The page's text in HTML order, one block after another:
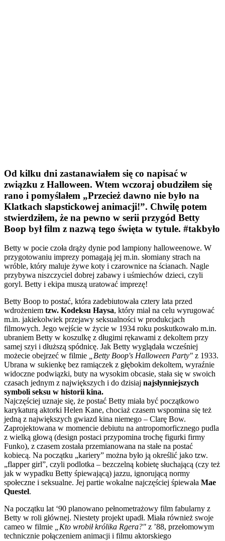
Od kilku dni zastanawiałem się co napisać w
związku z Halloween. Wtem wczoraj obudziłem się
rano i pomyślałem „Przecież dawno nie było na
Klatkach slapstickowej animacji!”. Chwilę potem
stwierdziłem, że na pewno w serii przygód Betty
Boop był film z nazwą tego święta w tytule. #takbyło
Betty w pocie czoła drąży dynie pod lampiony halloweenowe. W
przygotowaniu imprezy pomagają jej m.in. słomiany strach na
wróble, który maluje żywe koty i czarownice na ścianach. Nagle
przybywa niszczyciel dobrej zabawy i uśmiechów dzieci, czyli
goryl. Betty i ekipa muszą uratować imprezę!
Betty Boop to postać, która zadebiutowała cztery lata przed
wdrożeniem tzw. Kodeksu Haysa, który miał na celu wyrugować
m.in. jakiekolwiek przejawy seksualności w produkcjach
filmowych. Jego wejście w życie w 1934 roku poskutkowało m.in.
ubraniem Betty w koszulkę z długimi rękawami z dekoltem przy
samej szyi i dłuższą spódnicę. Jak Betty wyglądała wcześniej
możecie obejrzeć w filmie
„Betty Boop's Halloween Party" z 1933.
Ubrana w sukienkę bez ramiączek z głębokim dekoltem, wyraźnie
widoczne podwiązki, buty na wysokim obcasie, stała się w swoich
czasach jednym z największych i do dzisiaj najsłynniejszych
symboli seksu w historii kina.
Najczęściej uznaje się, że postać Betty miała być początkowo
karykaturą aktorki Helen Kane, chociaż czasem wspomina się też
jedną z największych gwiazd kina niemego – Clarę Bow.
Zaprojektowana w momencie debiutu na antropomorficznego pudla
z wielką głową (design postaci przypomina trochę figurki firmy
Funko), z czasem została przemianowana na stałe na postać
kobiecą. Na początku „kariery” można było ją określić jako tzw.
„flapper girl”, czyli podlotka – bezczelną kobietę słuchającą (czy też
jak w wypadku Betty śpiewającą) jazzu, ignorującą normy
społeczne i seksualne. Jej partie wokalne najczęściej śpiewała Mae
Questel.
Na początku lat ‘90 planowano pełnometrażowy film fabularny z
Betty w roli głównej. Niestety projekt upadł. Miała również swoje
cameo w filmie
„Kto wrobił królika Rgera?" z ’88, przełomowym
technicznie połączeniem animacji i filmu aktorskiego